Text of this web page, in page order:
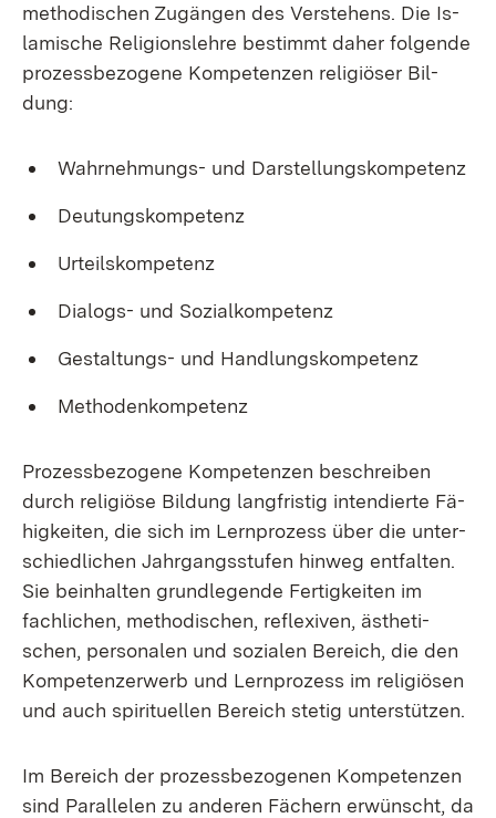
me­tho­di­schen Zu­gän­gen des Ver­ste­hens. Die Is­
la­mi­sche Re­li­gi­ons­leh­re be­stimmt da­her fol­gen­de
pro­zess­be­zo­ge­ne Kom­pe­ten­zen re­li­giö­ser Bil­
dung:
Wahr­neh­mungs- und Dar­stel­lungs­kom­pe­tenz
Deu­tungs­kom­pe­tenz
Ur­teils­kom­pe­tenz
Dia­logs- und So­zi­al­kom­pe­tenz
Ge­stal­tungs- und Hand­lungs­kom­pe­tenz
Me­tho­den­kom­pe­tenz
Pro­zess­be­zo­ge­ne Kom­pe­ten­zen be­schrei­ben
durch re­li­giö­se Bil­dung lang­fris­tig in­ten­dier­te Fä­
hig­kei­ten, die sich im Lern­pro­zess über die un­ter­
schied­li­chen Jahr­gangs­stu­fen hin­weg ent­fal­ten.
Sie be­inhal­ten grund­le­gen­de Fer­tig­kei­ten im
fach­li­chen, me­tho­di­schen, re­fle­xi­ven, äs­the­ti­
schen, per­so­na­len und so­zia­len Be­reich, die den
Kom­pe­ten­z­er­werb und Lern­pro­zess im re­li­giö­sen
und auch spi­ri­tu­el­len Be­reich ste­tig un­ter­stüt­zen.
Im Be­reich der pro­zess­be­zo­ge­nen Kom­pe­ten­zen
sind Par­al­le­len zu an­de­ren Fä­chern er­wünscht, da